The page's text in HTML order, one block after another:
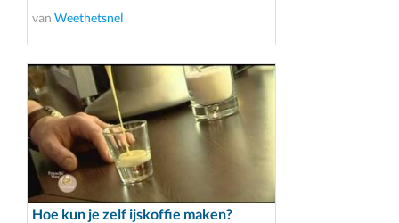
van Weethetsnel
Hoe kun je zelf ijskoffie maken?